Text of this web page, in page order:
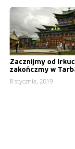
Zacznijmy od
zakończmy w
8 stycznia, 2019